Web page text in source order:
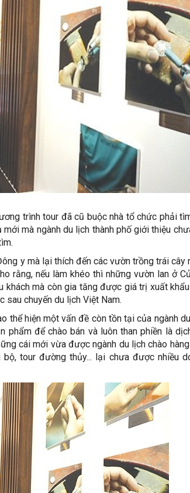
trình tour đã cũ buộc nhà tổ chức phải
mà ngành du lịch thành phố giới thiệu
y mà lại thích đến các vườn trồng trái cây
rằng, nếu làm khéo thì những vườn lan ở
khách mà còn gia tăng được giá trị xuất
sau chuyến du lịch Việt Nam.
thể hiện một vấn đề còn tồn tại của ngành
phẩm để chào bán và luôn than phiền là
cái mới vừa được ngành du lịch chào
tour đường thủy... lại chưa được nhiều